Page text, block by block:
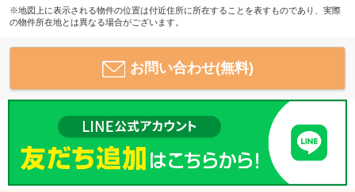
※地図上に表示される物件の位置は付近住所に所在することを表すものであり、実際
の物件所在地とは異なる場合がございます。
お問い合わせ(無料)